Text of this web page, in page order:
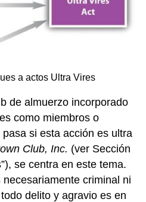
a actos Ultra Vires
de almuerzo incorporado
como miembros o
si esta acción es ultra
Club, Inc. (ver Sección
se centra en este tema.
criminal ni
delito y agravio es en